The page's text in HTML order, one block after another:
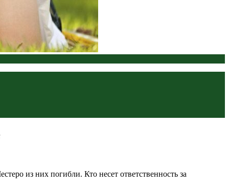
из них погибли. Кто несет ответственность за